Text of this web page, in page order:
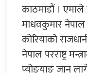
काठमाडौं । एमाले
माधवकुमार
कोरियाको
नेपाल परराष्ट्र
प्योङयाङ जान